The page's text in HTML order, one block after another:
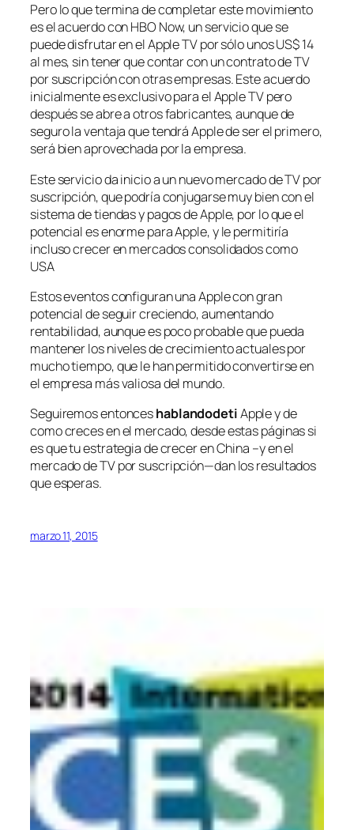
Pero lo que termina de completar este movimiento
es el acuerdo con HBO Now, un servicio que se
puede disfrutar en el Apple TV por sólo unos US$ 14
al mes, sin tener que contar con un contrato de TV
por suscripción con otras empresas. Este acuerdo
inicialmente es exclusivo para el Apple TV pero
después se abre a otros fabricantes, aunque de
seguro la ventaja que tendrá Apple de ser el primero,
será bien aprovechada por la empresa.
Este servicio da inicio a un nuevo mercado de TV por
suscripción, que podría conjugarse muy bien con el
sistema de tiendas y pagos de Apple, por lo que el
potencial es enorme para Apple, y le permitiría
incluso crecer en mercados consolidados como
USA
Estos eventos configuran una Apple con gran
potencial de seguir creciendo, aumentando
rentabilidad, aunque es poco probable que pueda
mantener los niveles de crecimiento actuales por
mucho tiempo, que le han permitido convertirse en
el empresa más valiosa del mundo.
Seguiremos entonceshablandodetiApple y de
como creces en el mercado, desde estas páginas si
es que tu estrategia de crecer en China –y en el
mercado de TV por suscripción—dan los resultados
que esperas.
marzo 11, 2015